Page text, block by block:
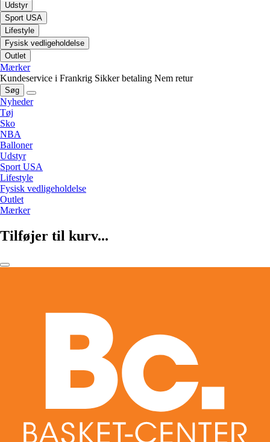
Udstyr
Sport USA
Lifestyle
Fysisk vedligeholdelse
Outlet
Mærker
Kundeservice i Frankrig Sikker betaling Nem retur
Søg
Nyheder
Tøj
Sko
NBA
Balloner
Udstyr
Sport USA
Lifestyle
Fysisk vedligeholdelse
Outlet
Mærker
Tilføjer til kurv...